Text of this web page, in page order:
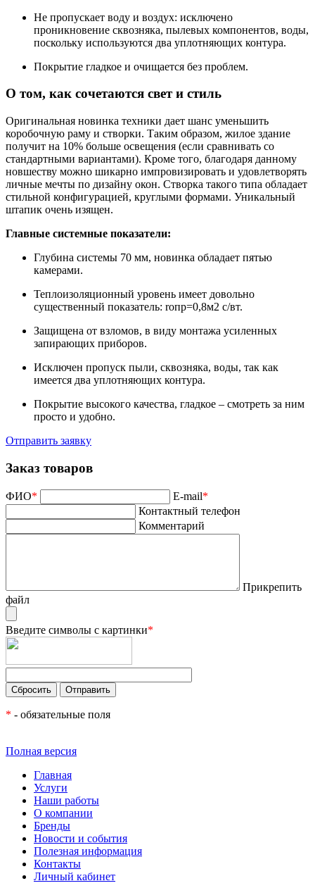
Не пропускает воду и воздух: исключено
проникновение сквозняка, пылевых компонентов, воды,
поскольку используются два уплотняющих контура.
Покрытие гладкое и очищается без проблем.
О том, как сочетаются свет и стиль
Оригинальная новинка техники дает шанс уменьшить
коробочную раму и створки. Таким образом, жилое здание
получит на 10% больше освещения (если сравнивать со
стандартными вариантами). Кроме того, благодаря данному
новшеству можно шикарно импровизировать и удовлетворять
личные мечты по дизайну окон. Створка такого типа обладает
стильной конфигурацией, круглыми формами. Уникальный
штапик очень изящен.
Главные системные показатели:
Глубина системы 70 мм, новинка обладает пятью
камерами.
Теплоизоляционный уровень имеет довольно
существенный показатель: rопр=0,8м2 с/вт.
Защищена от взломов, в виду монтажа усиленных
запирающих приборов.
Исключен пропуск пыли, сквозняка, воды, так как
имеется два уплотняющих контура.
Покрытие высокого качества, гладкое – смотреть за ним
просто и удобно.
Отправить заявку
Заказ товаров
ФИО* E-mail*
Контактный телефон
Комментарий
Прикрепить
файл
Введите символы с картинки*
* - обязательные поля
Полная версия
Главная
Услуги
Наши работы
О компании
Бренды
Новости и события
Полезная информация
Контакты
Личный кабинет